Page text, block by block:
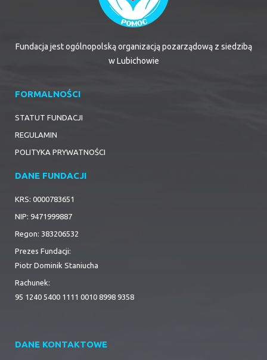
Fundacja jest ogólnopolską organizacją pozarządową z siedzibą
w Lubichowie
FORMALNOŚCI
STATUT FUNDACJI
REGULAMIN
POLITYKA PRYWATNOŚCI
DANE FUNDACJI
KRS: 0000783651
NIP: 9471999887
Regon: 383206532
Prezes Fundacji:
Piotr Dominik Staniucha
Rachunek:
95 1240 5400 1111 0010 8998 9358
DANE KONTAKTOWE